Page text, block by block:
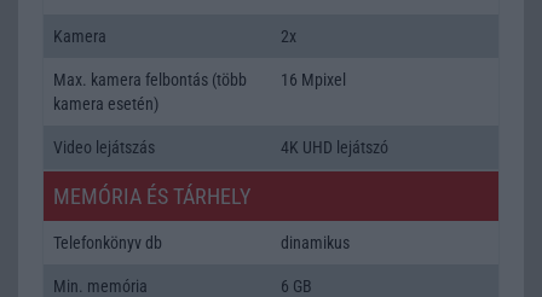
Kamera 2x
Max. kamera felbontás (több
kamera esetén)
16 Mpixel
Video lejátszás 4K UHD lejátszó
MEMÓRIA ÉS TÁRHELY
Telefonkönyv db dinamikus
Min. memória 6 GB